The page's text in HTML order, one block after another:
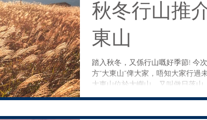
秋冬行山推
東山
踏入秋冬，又係行山嘅好季節! 今
方“大東山”俾大家，唔知大家行過
大東山位於大嶼山，又叫做日落山
名係因為可以睇到好靚嘅日落。 要
3M係伯公坳下車...